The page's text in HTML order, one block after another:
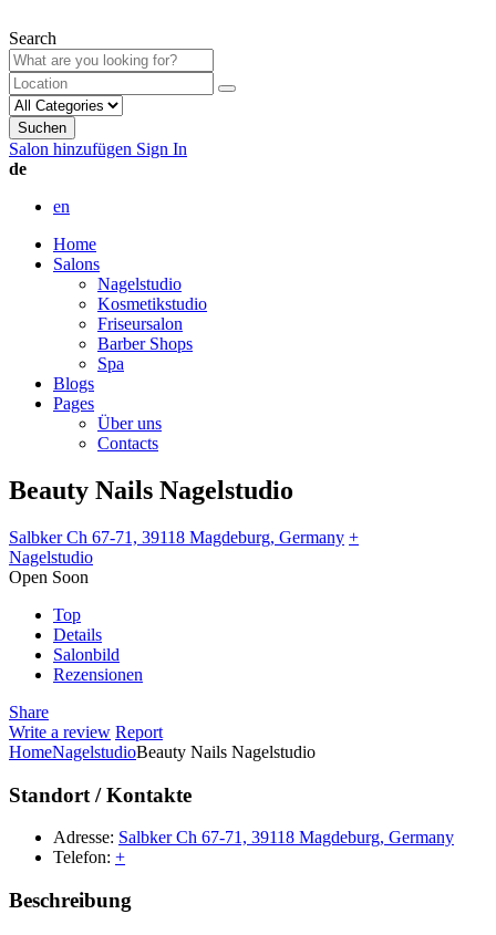
Search
Suchen
Salon hinzufügen Sign In
de
en
Home
Salons
Nagelstudio
Kosmetikstudio
Friseursalon
Barber Shops
Spa
Blogs
Pages
Über uns
Contacts
Beauty Nails Nagelstudio
Salbker Ch 67-71, 39118 Magdeburg, Germany +
Nagelstudio
Open Soon
Top
Details
Salonbild
Rezensionen
Share
Write a review Report
HomeNagelstudioBeauty Nails Nagelstudio
Standort / Kontakte
Adresse: Salbker Ch 67-71, 39118 Magdeburg, Germany
Telefon: +
Beschreibung